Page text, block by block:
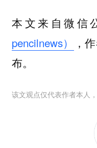
本文来自微信
pencilnews）
，
布。
该文观点仅代表作者本人